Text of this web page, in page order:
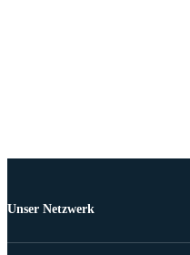
Unser Netzwerk